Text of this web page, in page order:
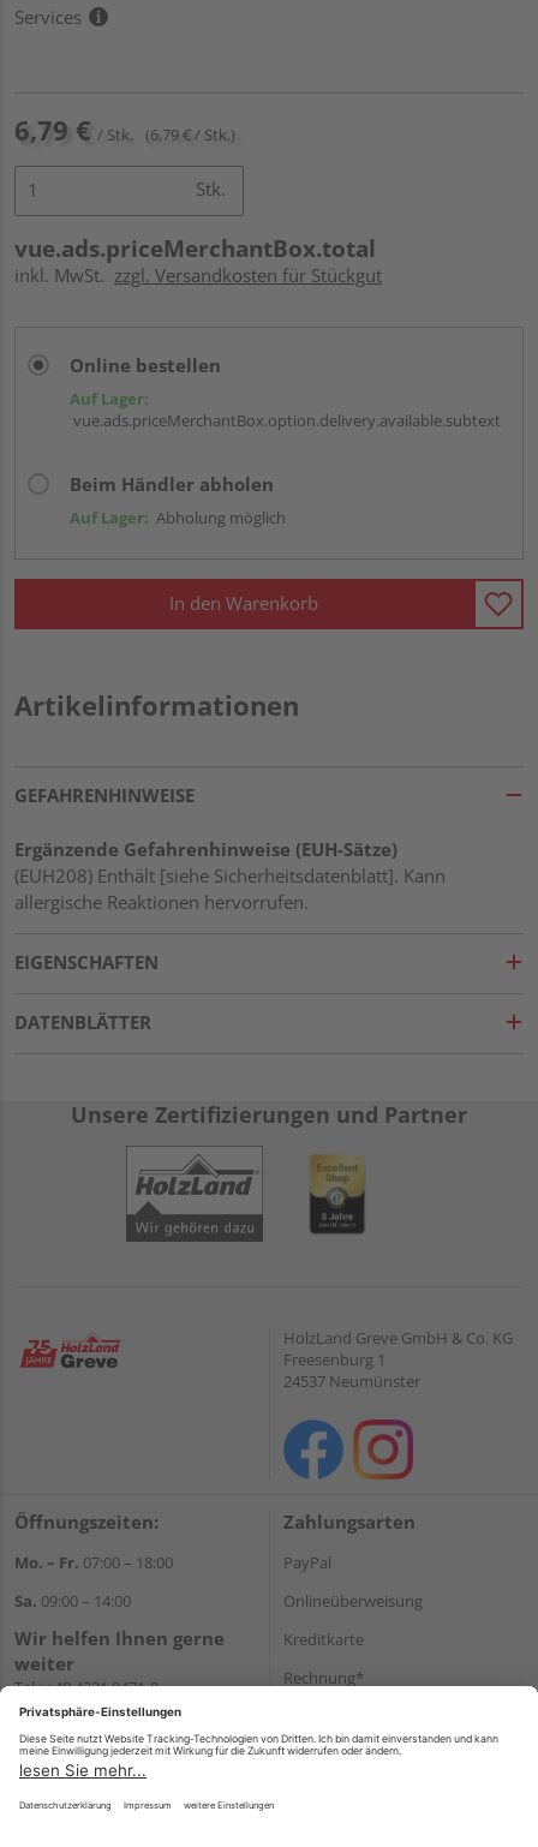
Services
6,79 € / Stk. (6,79 € / Stk.)
Stk.
vue.ads.priceMerchantBox.total
inkl. MwSt. zzgl. Versandkosten für Stückgut
Online bestellen
Auf Lager:
vue.ads.priceMerchantBox.option.delivery.available.subtext
Beim Händler abholen
Auf Lager: Abholung möglich
In den Warenkorb
Artikelinformationen
GEFAHRENHINWEISE
Ergänzende Gefahrenhinweise (EUH-Sätze)
(EUH208) Enthält [siehe Sicherheitsdatenblatt]. Kann
allergische Reaktionen hervorrufen.
EIGENSCHAFTEN
DATENBLÄTTER
Unsere Zertifizierungen und Partner
HolzLand Greve GmbH & Co. KG
Freesenburg 1
24537 Neumünster
Öffnungszeiten:
Mo. – Fr. 07:00 – 18:00
Sa. 09:00 – 14:00
Wir helfen Ihnen gerne
weiter
Tel.:+49 4321 9471-0
E-Mail:shop@holzland-greve.de
Zahlungsarten
PayPal
Onlineüberweisung
Kreditkarte
Rechnung*
Versand